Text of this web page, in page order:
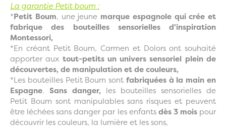
La garantie Petit boum :
*Petit Boum, une jeune marque espagnole qui crée et
fabrique des bouteilles sensorielles d'inspiration
Montessori,
*En créant Petit Boum, Carmen et Dolors ont souhaité
apporter aux tout-petits un univers sensoriel plein de
découvertes, de manipulation et de couleurs,
*Les bouteilles Petit Boum sont fabriquées à la main en
Espagne. Sans danger, les bouteilles sensorielles de
Petit Boum sont manipulables sans risques et peuvent
être léchées sans danger par les enfantsdès 3 moispour
découvrir les couleurs, la lumière et les sons,